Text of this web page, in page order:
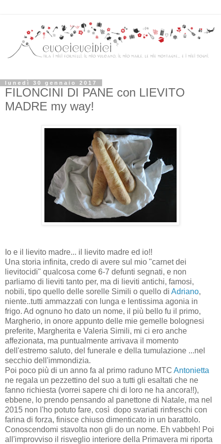
lunedì 30 gennaio 2017
FILONCINI DI PANE con LIEVITO
MADRE my way!
Io e il lievito madre... il lievito madre ed io!!
Una storia infinita, credo di avere sul mio "carnet dei
lievitocidi" qualcosa come 6-7 defunti segnati, e non
parliamo di lieviti tanto per, ma di lieviti antichi, famosi,
nobili, tipo quello delle sorelle Simili o quello di Adriano,
niente..tutti ammazzati con lunga e lentissima agonia in
frigo. Ad ognuno ho dato un nome, il più bello fu il primo,
Margherio, in onore appunto delle mie gemelle bolognesi
preferite, Margherita e Valeria Simili, mi ci ero anche
affezionata, ma puntualmente arrivava il momento
dell'estremo saluto, del funerale e della tumulazione ...nel
secchio dell'immondizia.
Poi poco più di un anno fa al primo raduno MTC Antonietta
ne regala un pezzettino del suo a tutti gli esaltati che ne
fanno richiesta (vorrei sapere chi di loro ne ha ancora!!),
ebbene, lo prendo pensando al panettone di Natale, ma nel
2015 non l'ho potuto fare, così dopo svariati rinfreschi con
farina di forza, finisce chiuso dimenticato in un barattolo.
Conoscendomi stavolta non gli do un nome. Eh vabbeh! Poi
all'improvviso il risveglio interiore della Primavera mi riporta